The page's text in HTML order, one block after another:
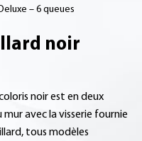
– 6 queues
noir
noir est en deux
avec la visserie fournie
tous modèles